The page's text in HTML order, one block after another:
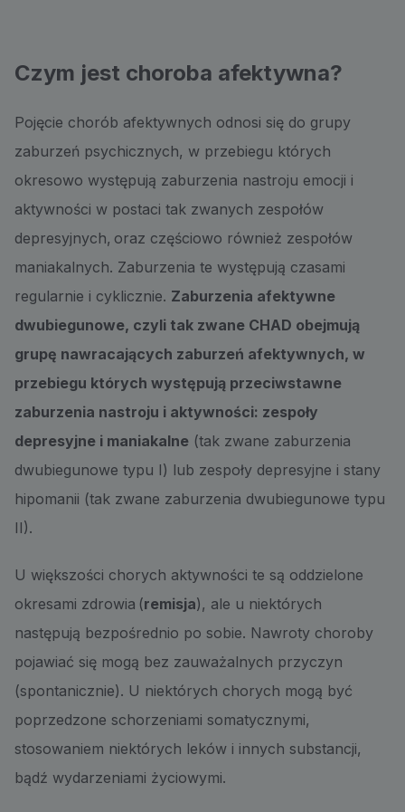
Czym jest choroba afektywna?
Pojęcie chorób afektywnych odnosi się do grupy
zaburzeń psychicznych, w przebiegu których
okresowo występują zaburzenia nastroju emocji i
aktywności w postaci tak zwanych zespołów
depresyjnych, oraz częściowo również zespołów
maniakalnych. Zaburzenia te występują czasami
regularnie i cyklicznie. Zaburzenia afektywne
dwubiegunowe, czyli tak zwane CHAD obejmują
grupę nawracających zaburzeń afektywnych, w
przebiegu których występują przeciwstawne
zaburzenia nastroju i aktywności: zespoły
depresyjne i maniakalne (tak zwane zaburzenia
dwubiegunowe typu I) lub zespoły depresyjne i stany
hipomanii (tak zwane zaburzenia dwubiegunowe typu
II).
U większości chorych aktywności te są oddzielone
okresami zdrowia (remisja), ale u niektórych
następują bezpośrednio po sobie. Nawroty choroby
pojawiać się mogą bez zauważalnych przyczyn
(spontanicznie). U niektórych chorych mogą być
poprzedzone schorzeniami somatycznymi,
stosowaniem niektórych leków i innych substancji,
bądź wydarzeniami życiowymi.